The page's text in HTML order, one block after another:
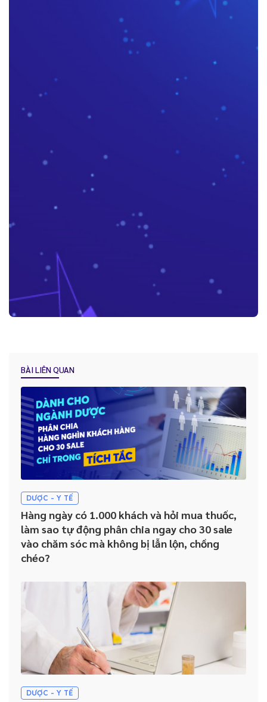
Tại sao việc Lưu trữ và quản lý lịch sử khách hàng lại được ví như
“dầu khí của kỷ nguyên kỹ thuật số” ?
Hướng dẫn lựa chọn hệ thống CRM phù hợp cho doanh nghiệp
Nhân viên không sử dụng CRM: Đâu là giải pháp cho doanh
nghiệp?
BÀI LIÊN QUAN
DƯỢC - Y TẾ
Hàng ngày có 1.000 khách và hỏi mua thuốc,
làm sao tự động phân chia ngay cho 30 sale
vào chăm sóc mà không bị lẫn lộn, chồng
chéo?
DƯỢC - Y TẾ